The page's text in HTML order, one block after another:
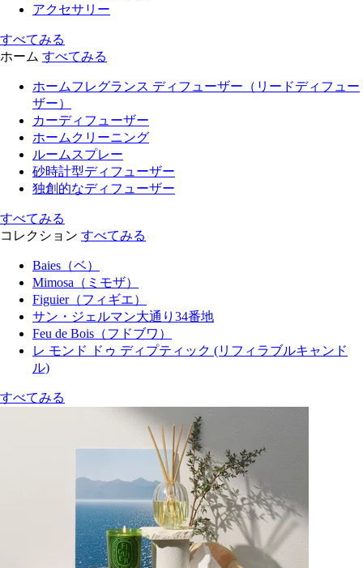
アクセサリー
すべてみる
ホーム すべてみる
ホームフレグランス ディフューザー（リードディフュー
ザー）
カーディフューザー
ホームクリーニング
ルームスプレー
砂時計型ディフューザー
独創的なディフューザー
すべてみる
コレクション すべてみる
Baies（ベ）
Mimosa（ミモザ）
Figuier（フィギエ）
サン・ジェルマン大通り34番地
Feu de Bois（フドブワ）
レ モンド ドゥ ディプティック (リフィラブルキャンド
ル)
すべてみる